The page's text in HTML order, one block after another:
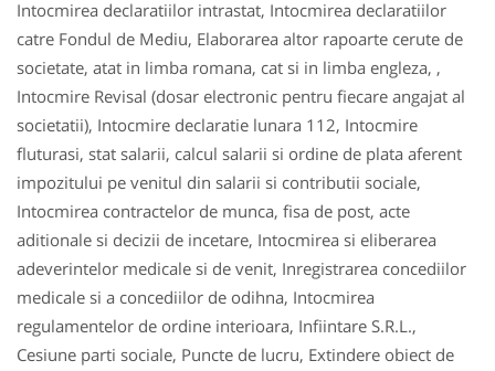
Intocmirea declaratiilor intrastat, Intocmirea declaratiilor
catre Fondul de Mediu, Elaborarea altor rapoarte cerute de
societate, atat in limba romana, cat si in limba engleza, ,
Intocmire Revisal (dosar electronic pentru fiecare angajat al
societatii), Intocmire declaratie lunara 112, Intocmire
fluturasi, stat salarii, calcul salarii si ordine de plata aferent
impozitului pe venitul din salarii si contributii sociale,
Intocmirea contractelor de munca, fisa de post, acte
aditionale si decizii de incetare, Intocmirea si eliberarea
adeverintelor medicale si de venit, Inregistrarea concediilor
medicale si a concediilor de odihna, Intocmirea
regulamentelor de ordine interioara, Infiintare S.R.L.,
Cesiune parti sociale, Puncte de lucru, Extindere obiect de